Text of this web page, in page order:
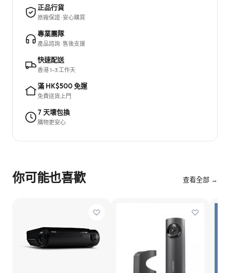
正品行貨
原廠保證 · 安心購買
專業團隊
產品諮詢 · 售後支援
快速配送
香港 1–3 工作天
滿 HK$500 免運
免費送貨上門
7 天壞包換
購物更安心
你可能也喜歡 查看全部 →